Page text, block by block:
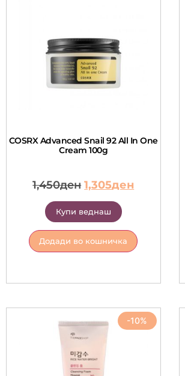
COSRX Advanced Snail 92 All In One
Cream 100g
1,450ден 1,305ден
Купи веднаш
Додади во кошничка
-10%